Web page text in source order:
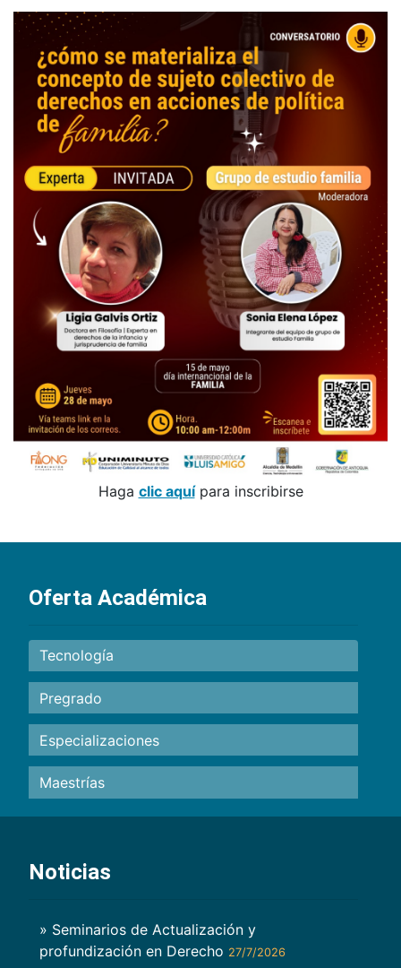
Haga clic aquípara inscribirse
Oferta Académica
Tecnología
Pregrado
Especializaciones
Maestrías
Noticias
» Seminarios de Actualización y
profundización en Derecho 27/7/2026